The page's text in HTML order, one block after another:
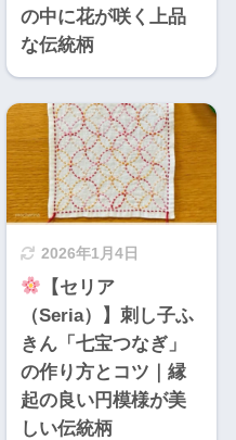
の中に花が咲く上品
な伝統柄
2026年1月4日
【セリア
（Seria）】刺し子ふ
きん「七宝つなぎ」
の作り方とコツ｜縁
起の良い円模様が美
しい伝統柄